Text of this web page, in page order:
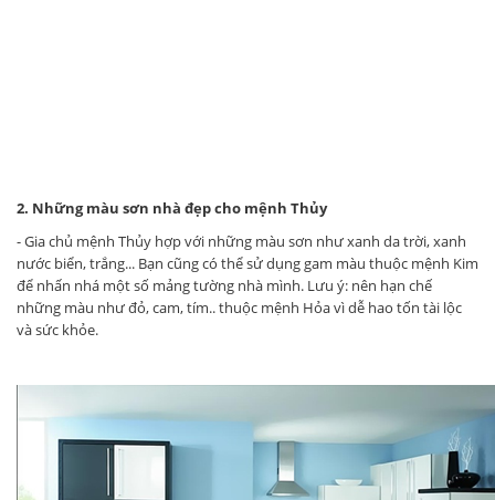
2. Những màu sơn nhà đẹp cho mệnh Thủy
- Gia chủ mệnh Thủy hợp với những màu sơn như xanh da trời, xanh
nước biển, trắng... Bạn cũng có thể sử dụng gam màu thuộc mệnh Kim
để nhấn nhá một số mảng tường nhà mình. Lưu ý: nên hạn chế
những màu như đỏ, cam, tím.. thuộc mệnh Hỏa vì dễ hao tốn tài lộc
và sức khỏe.